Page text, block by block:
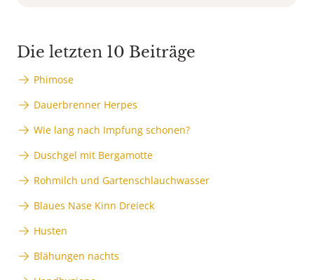
Die letzten 10 Beiträge
Phimose
Dauerbrenner Herpes
Wie lang nach Impfung schonen?
Duschgel mit Bergamotte
Rohmilch und Gartenschlauchwasser
Blaues Nase Kinn Dreieck
Husten
Blähungen nachts